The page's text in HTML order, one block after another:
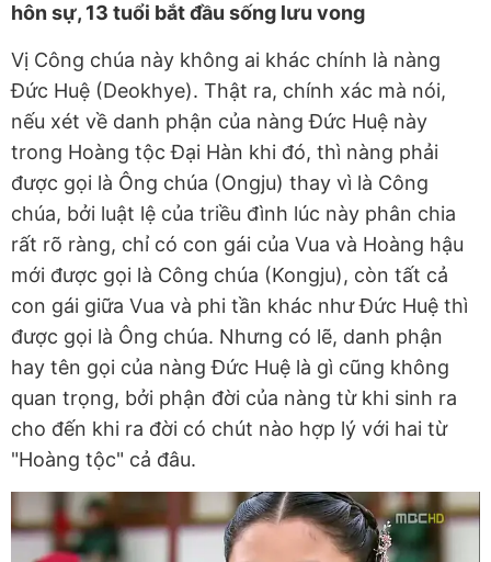
hôn sự, 13 tuổi bắt đầu sống lưu vong
Vị Công chúa này không ai khác chính là nàng
Đức Huệ (Deokhye). Thật ra, chính xác mà nói,
nếu xét về danh phận của nàng Đức Huệ này
trong Hoàng tộc Đại Hàn khi đó, thì nàng phải
được gọi là Ông chúa (Ongju) thay vì là Công
chúa, bởi luật lệ của triều đình lúc này phân chia
rất rõ ràng, chỉ có con gái của Vua và Hoàng hậu
mới được gọi là Công chúa (Kongju), còn tất cả
con gái giữa Vua và phi tần khác như Đức Huệ thì
được gọi là Ông chúa. Nhưng có lẽ, danh phận
hay tên gọi của nàng Đức Huệ là gì cũng không
quan trọng, bởi phận đời của nàng từ khi sinh ra
cho đến khi ra đời có chút nào hợp lý với hai từ
"Hoàng tộc" cả đâu.